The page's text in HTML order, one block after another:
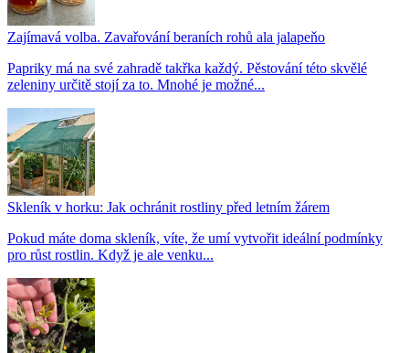
Zajímavá volba. Zavařování beraních rohů ala jalapeňo
Papriky má na své zahradě takřka každý. Pěstování této skvělé
zeleniny určitě stojí za to. Mnohé je možné...
Skleník v horku: Jak ochránit rostliny před letním žárem
Pokud máte doma skleník, víte, že umí vytvořit ideální podmínky
pro růst rostlin. Když je ale venku...